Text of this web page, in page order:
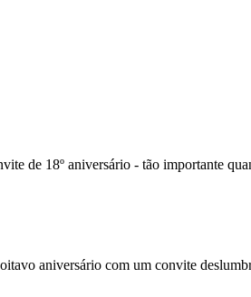
de 18º aniversário - tão importante
aniversário com um convite